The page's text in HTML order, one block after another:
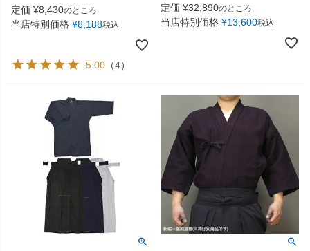
定価 ¥8,430のところ
当店特別価格 ¥8,188税込
5.00 （4）
定価 ¥32,890のところ
当店特別価格 ¥13,600税込